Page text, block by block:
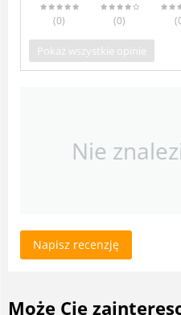
(0) (0)
Pokaż wszystkie opinie
Nie
Napisz recenzję
Może Cię